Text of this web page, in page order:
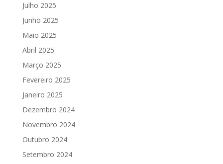
Julho 2025
Junho 2025
Maio 2025
Abril 2025
Março 2025
Fevereiro 2025
Janeiro 2025
Dezembro 2024
Novembro 2024
Outubro 2024
Setembro 2024